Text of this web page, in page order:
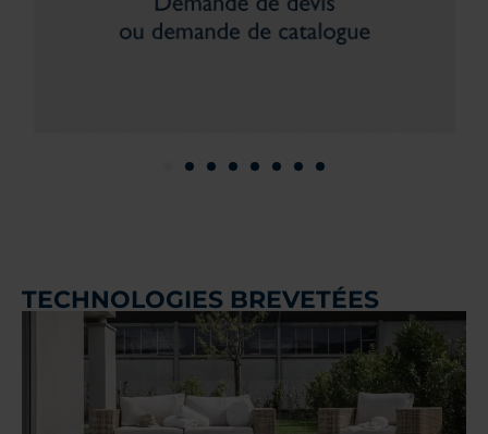
TECHNOLOGIES BREVETÉES